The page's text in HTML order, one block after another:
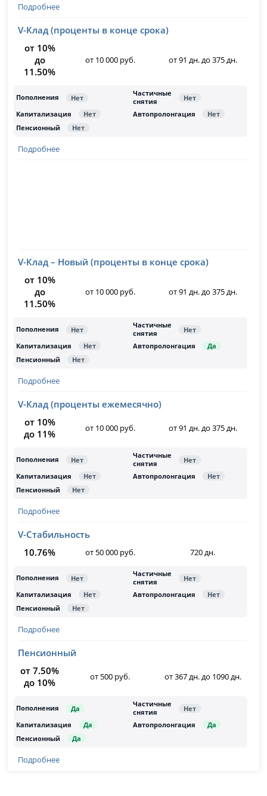
Подробнее
V-Клад (проценты в конце срока)
от 10%
до
11.50%
от 10 000 руб. от 91 дн. до 375 дн.
Подробнее
V-Клад – Новый (проценты в конце срока)
от 10%
до
11.50%
от 10 000 руб. от 91 дн. до 375 дн.
Подробнее
V-Клад (проценты ежемесячно)
от 10%
до 11%
от 10 000 руб. от 91 дн. до 375 дн.
Подробнее
V-Стабильность
10.76%
от 50 000 руб. 720 дн.
Подробнее
Пенсионный
от 7.50%
до 10%
от 500 руб. от 367 дн. до 1090 дн.
Подробнее